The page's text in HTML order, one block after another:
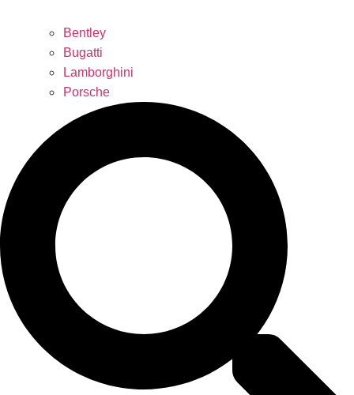
Bentley
Bugatti
Lamborghini
Porsche